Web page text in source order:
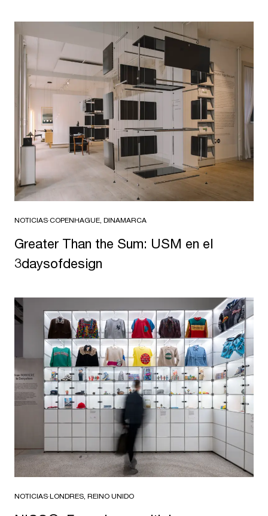
NOTICIAS·COPENHAGUE, DINAMARCA
Greater Than the Sum: USM en el
3daysofdesign
NOTICIAS·LONDRES, REINO UNIDO